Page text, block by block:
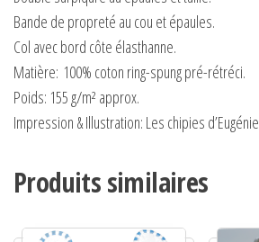
Bande de propreté au cou et épaules.
Col avec bord côte élasthanne.
Matière: 100% coton ring-spung pré-rétréci.
Poids: 155 g/m² approx.
Impression & Illustration: Les chipies d’Eugénie
Produits similaires